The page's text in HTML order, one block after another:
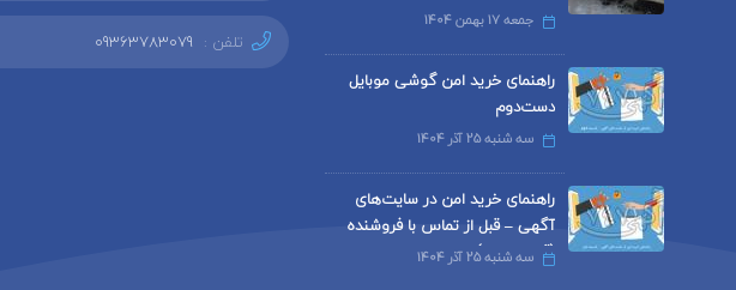
جمعه 17 بهمن 1404
راهنمای خرید امن گوشی موبایل
دست‌دوم
سه شنبه 25 آذر 1404
راهنمای خرید امن در سایت‌های
آگهی – قبل از تماس با فروشنده
(قسمت اول)
سه شنبه 25 آذر 1404
تلفن : 09363783079